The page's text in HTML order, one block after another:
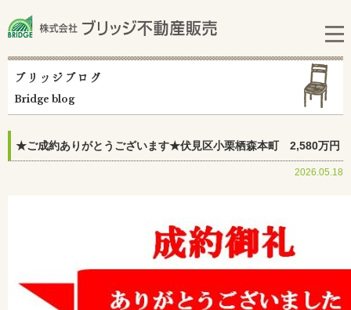
ブリッジブログ
Bridge blog
★ご成約ありがとうございます★伏見区小栗栖森本町 2,580万円
2026.05.18